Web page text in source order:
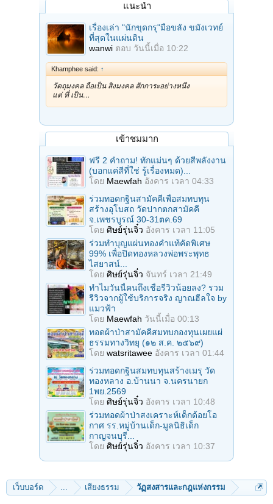
แนะนำ
เรื่องเล่า "นักขุดกรุ"มือขลัง ขมังเวทย์
ที่สุดในแผ่นดิน
wanwi ตอบ วันนี้เมื่อ 10:22
Khamphee said: ↑
วัตถุมงคล ถือเป็น สิ่งมงคล สักการะอย่างหนึ่ง
แต่ ที่ เป็น…
เข้าชมมาก
ฟรี 2 คำถาม! ทักแม่นๆ ด้วยสีพลังงาน
(บอกแค่สีที่ใช่ รู้เรื่องหมด)...
โดย Maewfah อังคาร เวลา 04:33
ร่วมทอดกฐินสามัคคีเพื่อสมทบทุน
สร้างอุโบสถ วัดปากตกสามัคคี
จ.เพชรบูรณ์ 30-31ตค.69
โดย ศิษย์รุ่นจิ๋ว อังคาร เวลา 11:05
ร่วมทําบุญแผ่นทองคำแท้คัดพิเศษ
99% เพื่อปิดทองหลวงพ่อพระพุทธ
ไสยาสน์...
โดย ศิษย์รุ่นจิ๋ว จันทร์ เวลา 21:49
ทำไมวันนี้คนถึงเชื่อรีวิวน้อยลง? รวม
รีวิวจากผู้ใช้บริการจริง ญาณฮีลใจ by
แมวฟ้า
โดย Maewfah วันนี้เมื่อ 00:13
ทอดผ้าป่าสามัคคีสมทบกองทุนเผยแผ่
ธรรมทางวิทยุ (๑๒ ส.ค. ๒๕๖๙)
โดย watsritawee อังคาร เวลา 01:44
ร่วมทอดกฐินสมทบทุนสร้างเมรุ วัด
ทองหลาง อ.บ้านนา จ.นครนายก
1พย.2569
โดย ศิษย์รุ่นจิ๋ว อังคาร เวลา 10:48
ร่วมทอดผ้าป่าสงเคราะห์เด็กด้อยโอ
กาศ รร.หมู่บ้านเด็ก-มูลนิธิเด็ก
กาญจนบุรี...
โดย ศิษย์รุ่นจิ๋ว อังคาร เวลา 10:37
เว็บบอร์ด ... เสียงธรรม วัฏสงสารและกฎแห่งกรรม